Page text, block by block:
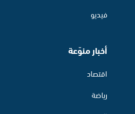
فيديو
أخبار منوّعة
اقتصاد
رياضة